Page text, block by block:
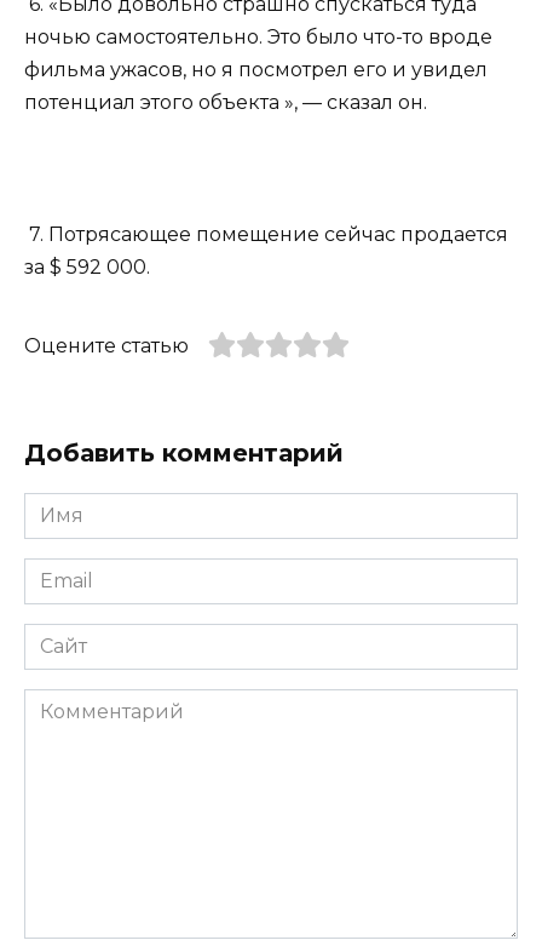
6. «Было довольно страшно спускаться туда
ночью самостоятельно. Это было что-то вроде
фильма ужасов, но я посмотрел его и увидел
потенциал этого объекта », — сказал он.
7. Потрясающее помещение сейчас продается
за $ 592 000.
Оцените статью
Добавить комментарий
Имя
*
Email
*
Сайт
Комментарий